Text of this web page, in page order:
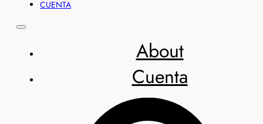
CUENTA
About
Cuenta